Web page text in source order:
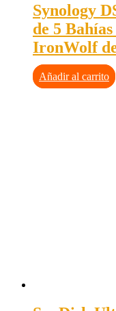
Synology
de 5
IronWolf
Añadir al carrito